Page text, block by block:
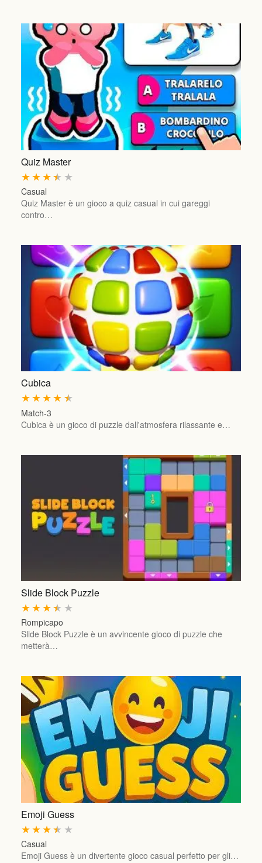
Quiz Master
★
★
★
★
★
Casual
Quiz Master è un gioco a quiz casual in cui gareggi
contro…
Cubica
★
★
★
★
★
Match-3
Cubica è un gioco di puzzle dall'atmosfera rilassante e…
Slide Block Puzzle
★
★
★
★
★
Rompicapo
Slide Block Puzzle è un avvincente gioco di puzzle che
metterà…
Emoji Guess
★
★
★
★
★
Casual
Emoji Guess è un divertente gioco casual perfetto per gli…